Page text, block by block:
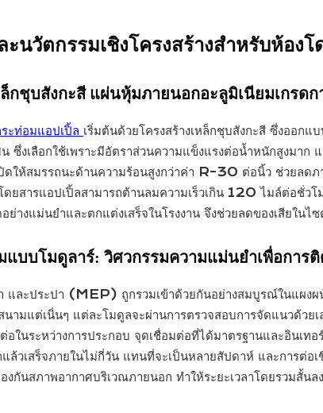
นวัตกรรมเชิงโครงสร้างสำหรับห้องโ
ล็กชุบสังกะสี แผ่นหุ้มภายนอกอะลูมิเนียมเกรด
ะท่อมแอปเปิ้ล เริ่มต้นด้วยโครงสร้างเหล็กชุบสังกะสี ซึ่งออก
น ซึ่งเลือกใช้เพราะมีอัตราส่วนความแข็งแรงต่อน้ำหนักสูงม
ดให้สมรรถนะด้านความร้อนสูงกว่าค่า R-30 ต่อนิ้ว ช่วยลด
ดยสารแอปเปิ้ลสามารถต้านลมความเร็วเกิน 120 ไมล์ต่อชั่
ย่างแม่นยำและตกแต่งเสร็จในโรงงาน จึงช่วยลดของเสียใ
แบบโมดูลาร์: วิศวกรรมความแม่นยำเพื่อการ
และประปา (MEP) ถูกรวมเข้าด้วยกันอย่างสมบูรณ์ในแผ
นามแต่เนิ่นๆ แต่ละโมดูลจะผ่านการตรวจสอบการจัดแนวด้ว
ต่อในระหว่างการประกอบ จุดเชื่อมต่อที่ได้มาตรฐานและ
แล้วเสร็จภายในไม่กี่วัน แทนที่จะเป็นหลายสัปดาห์ และการต่
งกันสภาพอากาศบริเวณภายนอก ทำให้ระยะเวลาโดยรวมสั้